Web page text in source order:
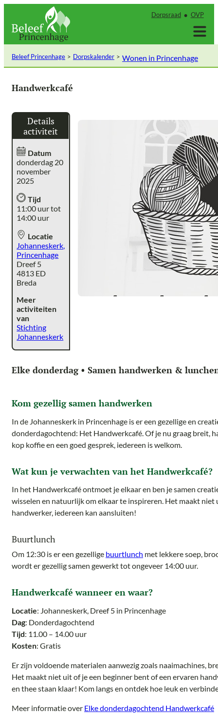
inhoud
Dorpsraad OVP
Beleef Princenhage Dorpskalender Wonen in Princenhage
Handwerkcafé
Details
activiteit
Datum
donderdag 20
november
2025
Tijd
11:00 uur tot
14:00 uur
Locatie
Johanneskerk,
Princenhage
Dreef 5
4813 ED
Breda
Meer
activiteiten
van
Stichting
Johanneskerk
Elke donderdag • Samen handwerken &
Kom gezellig samen handwerken
In de Johanneskerk in Princenhage is er een gezellige en
donderdagochtend: Het Handwerkcafé. Of je nu graag breit,
kop koffie en een goed gesprek, iedereen is welkom.
Wat kun je verwachten van het Handwerkcafé?
In het Handwerkcafé ontmoet je elkaar en ben je samen
wisselen en natuurlijk om elkaar te inspireren. Het maakt niet
handwerker, iedereen kan aansluiten!
Buurtlunch
Om 12:30 is er een gezellige buurtlunch met lekkere soep,
wordt er gezellig samen gewerkt tot ongeveer 14:00 uur.
Handwerkcafé wanneer en waar?
Locatie: Johanneskerk, Dreef 5 in Princenhage
Dag: Donderdagochtend
Tijd: 11.00 – 14.00 uur
Kosten: Gratis
Er zijn voldoende materialen aanwezig zoals naaimachines,
Het maakt niet uit of je een beginner bent of een ervaren
en thee staan klaar! Kom langs en ontdek hoe leuk en
Meer informatie over Elke donderdagochtend Handwerkcafé